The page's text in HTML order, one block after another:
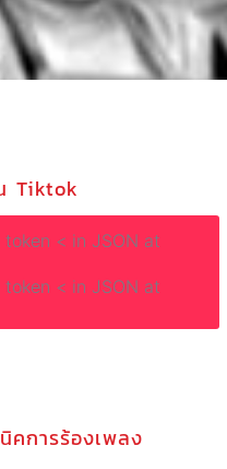
Tiktok
< in JSON at
< in JSON at
คการร้องเพลง